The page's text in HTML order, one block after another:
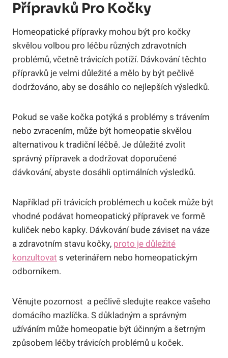
‌přípravků Pro⁤ Kočky
Homeopatické přípravky​ mohou být pro kočky
skvělou volbou pro léčbu‍ různých zdravotních
‍problémů, včetně trávicích potíží. ⁢Dávkování těchto
přípravků ⁣je ⁢velmi ⁢důležité a mělo by‍ být ‌pečlivě
dodržováno, aby se dosáhlo co nejlepších výsledků.
Pokud ‌se vaše⁢ kočka potýká s problémy s trávením
nebo zvracením, může být ‌homeopatie ⁣skvělou
alternativou k ‌tradiční léčbě.⁣ Je důležité‍ zvolit
správný přípravek a ⁢dodržovat ⁢doporučené
dávkování, abyste dosáhli⁣ optimálních⁣ výsledků.
Například při⁣ trávicích problémech u koček může být
⁢vhodné podávat homeopatický přípravek ⁢ve ⁣formě
⁢kuliček nebo kapky. Dávkování bude záviset‌ na ⁢váze
a zdravotním ⁤stavu kočky, proto je důležité
konzultovats veterinářem nebo homeopatickým
odborníkem.
Věnujte pozornost ‌‌ a pečlivě​ sledujte reakce vašeho
domácího mazlíčka.‌ S důkladným a správným
užíváním ​může homeopatie ⁤být ​účinným a šetrným
způsobem léčby ⁤trávicích problémů u koček.